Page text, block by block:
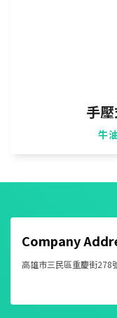
手
牛
Company
高雄市三民區重慶街278